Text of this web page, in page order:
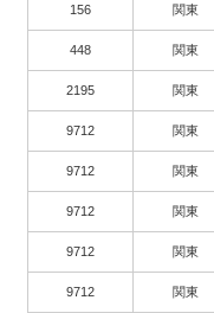
156 関東
448 関東
2195 関東
9712 関東
9712 関東
9712 関東
9712 関東
9712 関東